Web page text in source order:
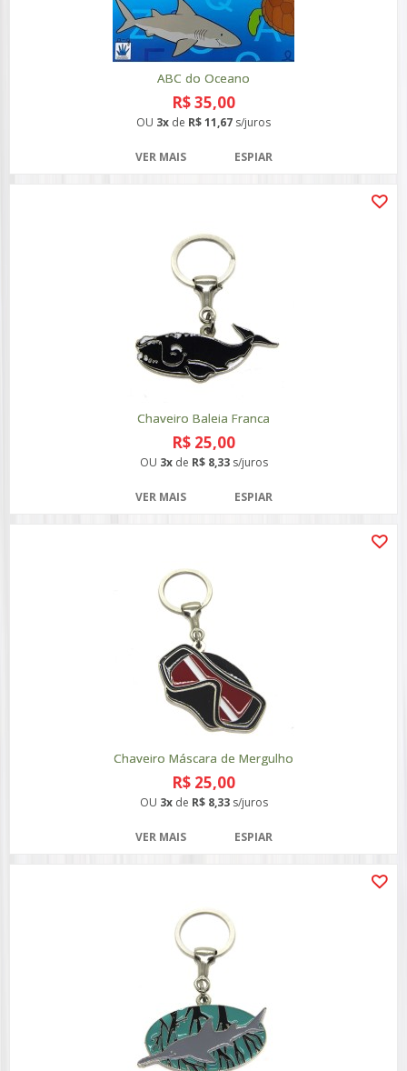
ABC do Oceano
R$ 35,00
OU 3x de R$ 11,67 s/juros
VER MAIS ESPIAR
Chaveiro Baleia Franca
R$ 25,00
OU 3xde R$ 8,33s/juros
VER MAIS ESPIAR
Chaveiro Máscara de Mergulho
R$ 25,00
OU 3xde R$ 8,33s/juros
VER MAIS ESPIAR